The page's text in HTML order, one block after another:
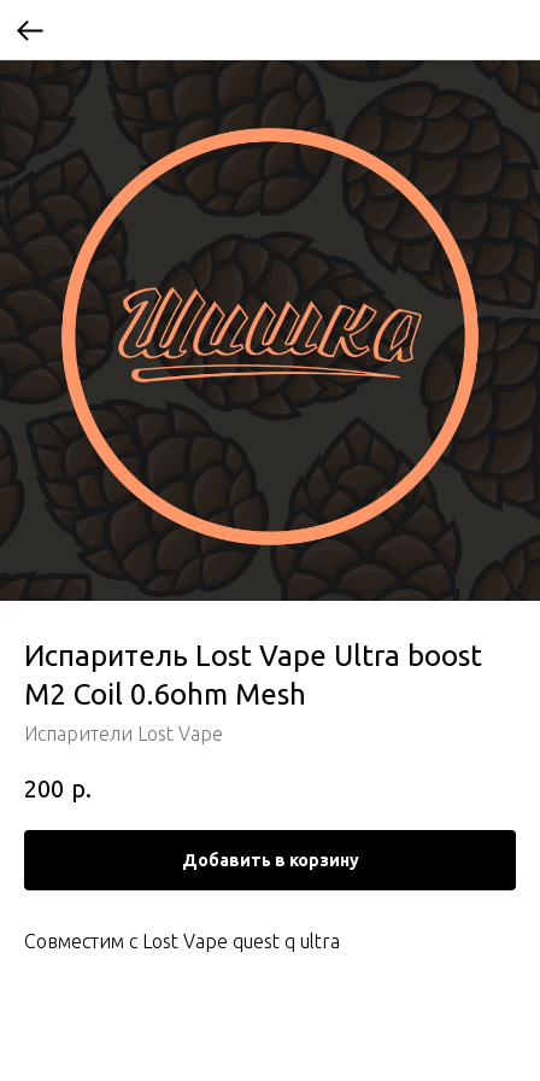
Испаритель Lost Vape Ultra boost
M2 Coil 0.6ohm Mesh
Испарители Lost Vape
200 р.
Добавить в корзину
Совместим с Lost Vape quest q ultra